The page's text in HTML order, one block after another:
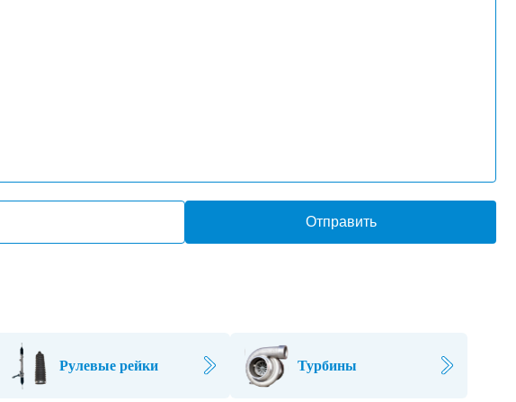
Отправить
Рулевые рейки Турбины